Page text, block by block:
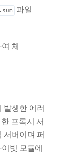
파일
체
발생한 에러
프록시 서
서버이며 퍼
빗 모듈에